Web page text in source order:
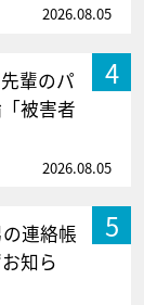
2026.08.05
4
輩のパ
被害者
2026.08.05
5
連絡帳
知ら